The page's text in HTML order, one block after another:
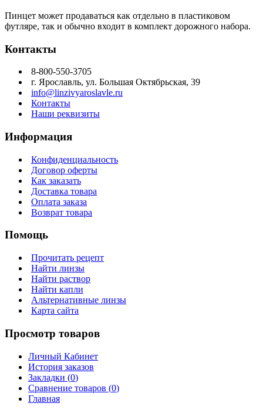
Пинцет может продаваться как отдельно в пластиковом
футляре, так и обычно входит в комплект дорожного набора.
Контакты
8-800-550-3705
г. Ярославль, ул. Большая Октябрьская, 39
info@linzivyaroslavle.ru
Контакты
Наши реквизиты
Информация
Конфиденциальность
Договор оферты
Как заказать
Доставка товара
Оплата заказа
Возврат товара
Помощь
Прочитать рецепт
Найти линзы
Найти раствор
Найти капли
Альтернативные линзы
Карта сайта
Просмотр товаров
Личный Кабинет
История заказов
Закладки (0)
Сравнение товаров (0)
Главная